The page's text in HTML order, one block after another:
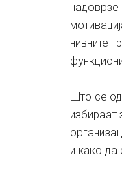
надоврзе
нивните
Што се
избираат
и како да